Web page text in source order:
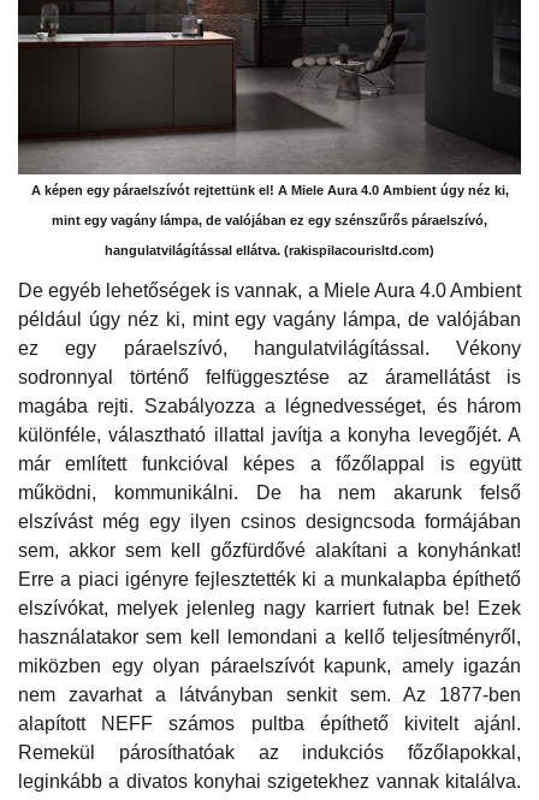
A képen egy páraelszívót rejtettünk el! A Miele Aura 4.0 Ambient úgy néz ki,
mint egy vagány lámpa, de valójában ez egy szénszűrős páraelszívó,
hangulatvilágítással ellátva. (rakispilacourisltd.com)
De egyéb lehetőségek is vannak, a Miele Aura 4.0 Ambient
például úgy néz ki, mint egy vagány lámpa, de valójában
ez egy páraelszívó, hangulatvilágítással. Vékony
sodronnyal történő felfüggesztése az áramellátást is
magába rejti. Szabályozza a légnedvességet, és három
különféle, választható illattal javítja a konyha levegőjét. A
már említett funkcióval képes a főzőlappal is együtt
működni, kommunikálni. De ha nem akarunk felső
elszívást még egy ilyen csinos designcsoda formájában
sem, akkor sem kell gőzfürdővé alakítani a konyhánkat!
Erre a piaci igényre fejlesztették ki a munkalapba építhető
elszívókat, melyek jelenleg nagy karriert futnak be! Ezek
használatakor sem kell lemondani a kellő teljesítményről,
miközben egy olyan páraelszívót kapunk, amely igazán
nem zavarhat a látványban senkit sem. Az 1877-ben
alapított NEFF számos pultba építhető kivitelt ajánl.
Remekül párosíthatóak az indukciós főzőlapokkal,
leginkább a divatos konyhai szigetekhez vannak kitalálva.